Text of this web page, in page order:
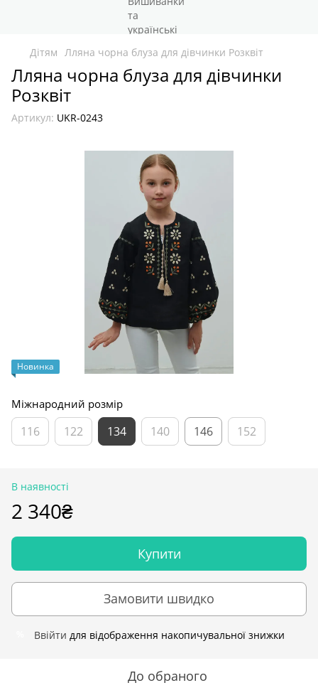
Дітям Лляна чорна блуза для дівчинки Розквіт
Лляна чорна блуза для дівчинки
Розквіт
Артикул: UKR-0243
Новинка
Міжнародний розмір
116 122 134 140 146 152
В наявності
2 340₴
Купити
Замовити швидко
Ввійти для відображення накопичувальної знижки
До обраного